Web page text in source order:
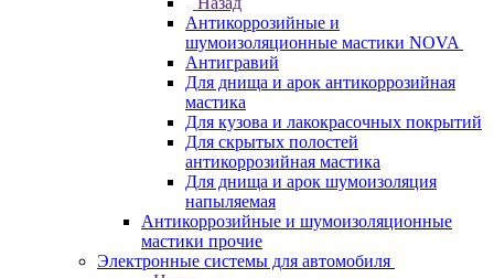
Антикоррозийные и
шумоизоляционные мастики NOVA
Антигравий
Для днища и арок антикоррозийная
мастика
Для кузова и лакокрасочных покрытий
Для скрытых полостей
антикоррозийная мастика
Для днища и арок шумоизоляция
напыляемая
Антикоррозийные и шумоизоляционные
мастики прочие
Электронные системы для автомобиля